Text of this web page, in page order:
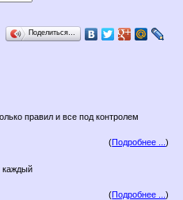
Поделиться…
правил и все под контролем
(Подробнее ...)
каждый
(Подробнее ...)